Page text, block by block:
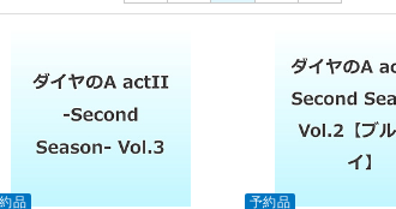
品
予約品